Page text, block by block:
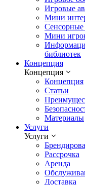
Игровые
Мини
Сенсорные
Мини
библиотек
Концепция
Концепция
Концепция
Статьи
Материалы
Услуги
Услуги
Рассрочка
Аренда
Доставка